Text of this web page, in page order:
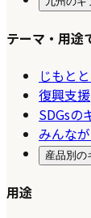
テーマ・用途
じもと
復興支援
SDGsの
みんな
産品別の
用途